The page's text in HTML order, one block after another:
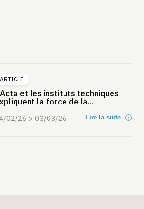
ARTICLE
et les instituts techniques
la force de la...
02/26 > 03/03/26 Lire la suite